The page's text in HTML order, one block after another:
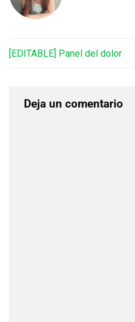
[EDITABLE] Panel del dolor
Deja un comentario